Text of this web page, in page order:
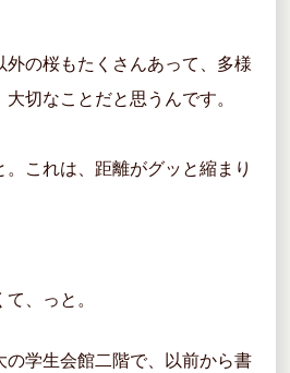
外の桜もたくさんあって、多様
切なことだと思うんです。
これは、距離がグッと縮まり
、っと。
の学生会館二階で、以前から書